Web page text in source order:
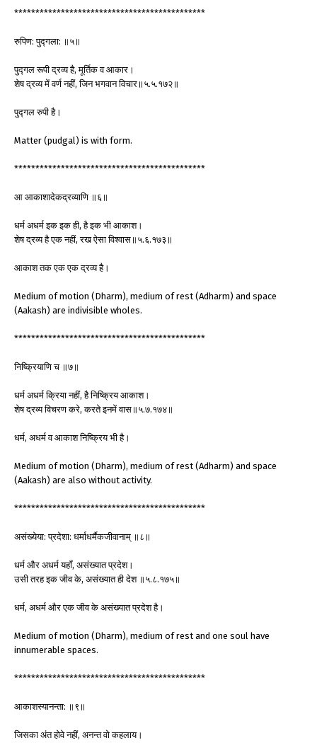
*********************************************
रुपिण: पुद्गला: ॥५॥
पुद्गल रूपी द्रव्य है, मूर्तिक व आकार।
शेष द्रव्य में वर्ण नहीं, जिन भगवान विचार॥५.५.१७२॥
पुद्गल रुपी है।
Matter (pudgal) is with form.
*********************************************
आ आकाशादेकद्रव्याणि ॥६॥
धर्म अधर्म इक इक ही, है इक भी आकाश।
शेष द्रव्य है एक नहीं, रख ऐसा विश्वास॥५.६.१७३॥
आकाश तक एक एक द्रव्य है।
Medium of motion (Dharm), medium of rest (Adharm) and space
(Aakash) are indivisible wholes.
*********************************************
निष्क्रियाणि च ॥७॥
धर्म अधर्म क्रिया नहीं, है निष्क्रिय आकाश।
शेष द्रव्य विचरण करे, करते इनमें वास॥५.७.१७४॥
धर्म, अधर्म व आकाश निष्क्रिय भी है।
Medium of motion (Dharm), medium of rest (Adharm) and space
(Aakash) are also without activity.
*********************************************
असंख्येया: प्रदेशा: धर्माधर्मैकजीवानाम् ॥८॥
धर्म और अधर्म यहाँ, असंख्यात प्रदेश।
उसी तरह इक जीव के, असंख्यात ही देश ॥५.८.१७५॥
धर्म, अधर्म और एक जीव के असंख्यात प्रदेश है।
Medium of motion (Dharm), medium of rest and one soul have
innumerable spaces.
*********************************************
आकाशस्यानन्ता: ॥९॥
जिसका अंत होवे नहीं, अनन्त वो कहलाय।